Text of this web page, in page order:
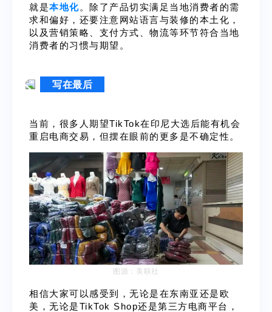
就是本地化。除了产品切实满足当地消费者的需
求和偏好，还要注意网站语言与装修的本土化，
以及营销策略、支付方式、物流等环节符合当地
消费者的习惯与期望。
写在最后
当前，很多人期望TikTok在印尼大选后能有机会
重启电商交易，但摆在眼前的更多是不确定性。
图源：美联社
相信大家可以感受到，无论是在东南亚还是欧
美，无论是TikTok Shop还是第三方电商平台，